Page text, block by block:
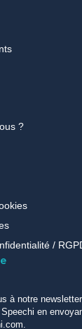
?
/
à notre
Speechi en